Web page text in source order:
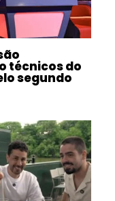
técnicos do
segundo